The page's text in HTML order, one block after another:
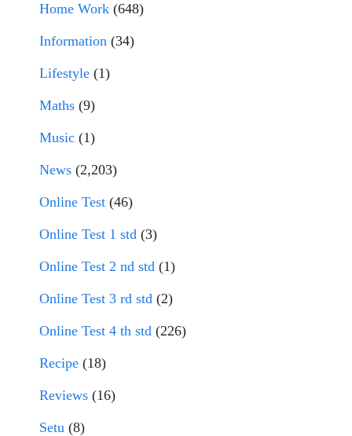
Home Work (648)
Information (34)
Lifestyle (1)
Maths (9)
Music (1)
News (2,203)
Online Test (46)
Online Test 1 std (3)
Online Test 2 nd std (1)
Online Test 3 rd std (2)
Online Test 4 th std (226)
Recipe (18)
Reviews (16)
Setu (8)